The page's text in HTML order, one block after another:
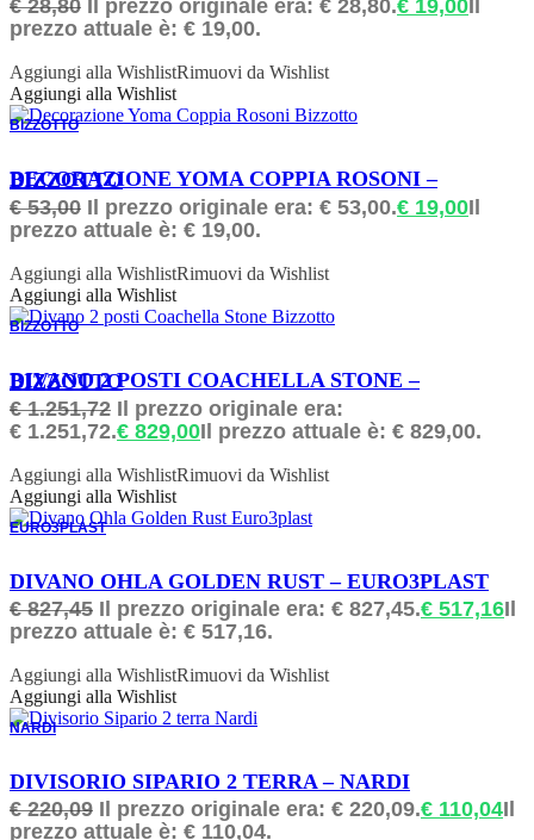
€28,80 Il prezzo originale era: € 28,80.€ 19,00Il
prezzo attuale è: € 19,00.
Aggiungi alla WishlistRimuovi da Wishlist
Aggiungi alla Wishlist
BIZZOTTO
ORDINABILE
DECORAZIONE YOMA COPPIA ROSONI – BIZZOTTO
€53,00 Il prezzo originale era: € 53,00.€ 19,00Il
prezzo attuale è: € 19,00.
Aggiungi alla WishlistRimuovi da Wishlist
Aggiungi alla Wishlist
BIZZOTTO
ORDINABILE
DIVANO 2 POSTI COACHELLA STONE – BIZZOTTO
€1.251,72 Il prezzo originale era:
€ 1.251,72.€ 829,00Il prezzo attuale è: € 829,00.
Aggiungi alla WishlistRimuovi da Wishlist
Aggiungi alla Wishlist
EURO3PLAST
ORDINABILE
DIVANO OHLA GOLDEN RUST – EURO3PLAST
€827,45 Il prezzo originale era: € 827,45.€ 517,16Il
prezzo attuale è: € 517,16.
Aggiungi alla WishlistRimuovi da Wishlist
Aggiungi alla Wishlist
NARDI
ORDINABILE
DIVISORIO SIPARIO 2 TERRA – NARDI
€220,09 Il prezzo originale era: € 220,09.€ 110,04Il
prezzo attuale è: € 110,04.